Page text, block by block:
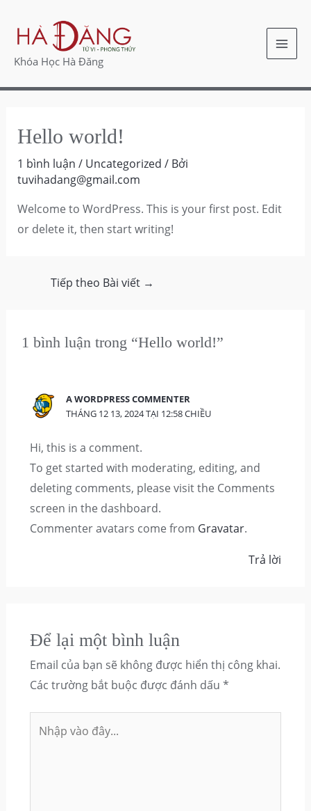
dung
Khóa Học Hà Đăng
Hello world!
1 bình luận / Uncategorized / Bởi
tuvihadang@gmail.com
Welcome to WordPress. This is your first post. Edit
or delete it, then start writing!
hướng
bài
viết
Tiếp theo Bài viết →
1 bình luận trong “Hello world!”
A WORDPRESS COMMENTER
THÁNG 12 13, 2024 TẠI 12:58 CHIỀU
Hi, this is a comment.
To get started with moderating, editing, and
deleting comments, please visit the Comments
screen in the dashboard.
Commenter avatars come from Gravatar.
Trả lời
Để lại một bình luận
Email của bạn sẽ không được hiển thị công khai.
Các trường bắt buộc được đánh dấu *